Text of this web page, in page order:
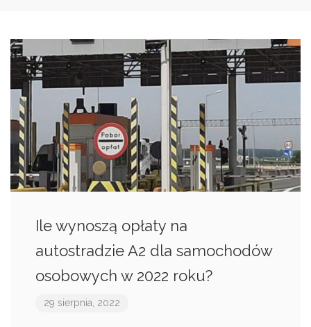
Ile wynoszą opłaty na
autostradzie A2 dla samochodów
osobowych w 2022 roku?
29 sierpnia, 2022